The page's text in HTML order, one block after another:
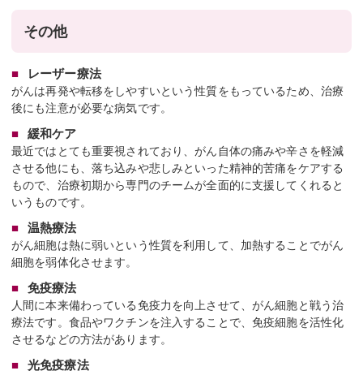
その他
レーザー療法
がんは再発や転移をしやすいという性質をもっているため、治療
後にも注意が必要な病気です。
緩和ケア
最近ではとても重要視されており、がん自体の痛みや辛さを軽減
させる他にも、落ち込みや悲しみといった精神的苦痛をケアする
もので、治療初期から専門のチームが全面的に支援してくれると
いうものです。
温熱療法
がん細胞は熱に弱いという性質を利用して、加熱することでがん
細胞を弱体化させます。
免疫療法
人間に本来備わっている免疫力を向上させて、がん細胞と戦う治
療法です。食品やワクチンを注入することで、免疫細胞を活性化
させるなどの方法があります。
光免疫療法